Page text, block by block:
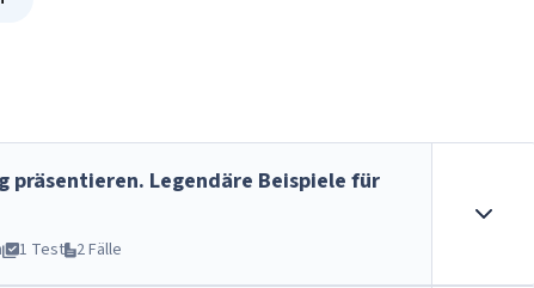
präsentieren. Legendäre Beispiele für
1 Test 2 Fälle